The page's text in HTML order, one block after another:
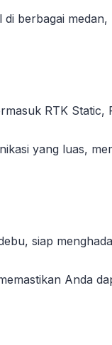
berbagai
RTK Static,
yang luas,
siap
Anda